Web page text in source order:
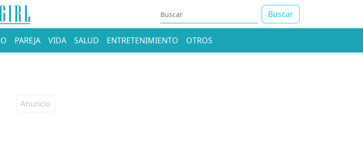
Buscar
PAREJA VIDA SALUD ENTRETENIMIENTO OTROS